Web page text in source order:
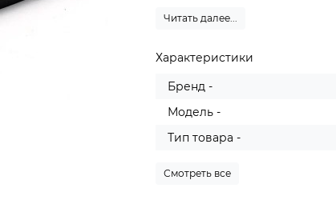
Читать далее...
Характеристики
Бренд -
Модель -
Тип товара -
Смотреть все